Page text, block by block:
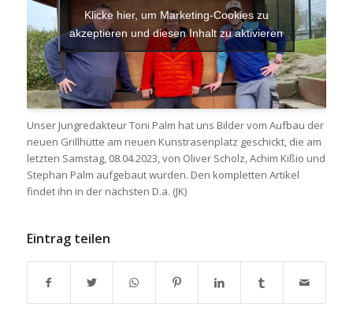
Klicke hier, um Marketing-Cookies zu
akzeptieren und diesen Inhalt zu aktivieren
Unser Jungredakteur Toni Palm hat uns Bilder vom Aufbau der
neuen Grillhütte am neuen Kunstrasenplatz geschickt, die am
letzten Samstag, 08.04.2023, von Oliver Scholz, Achim Kißio und
Stephan Palm aufgebaut wurden. Den kompletten Artikel
findet ihn in der nächsten D.a. (JK)
Eintrag teilen